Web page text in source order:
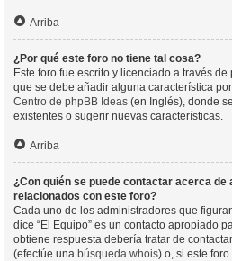
Arriba
¿Por qué este foro no tiene tal cosa?
Este foro fue escrito y licenciado a través
que se debe añadir alguna característica
Centro de phpBB Ideas (en Inglés), donde
existentes o sugerir nuevas características.
Arriba
¿Con quién se puede contactar acerca de
relacionados con este foro?
Cada uno de los administradores que
dice “El Equipo” es un contacto apropiado
obtiene respuesta debería tratar de
(efectúe una búsqueda whois) o, si este